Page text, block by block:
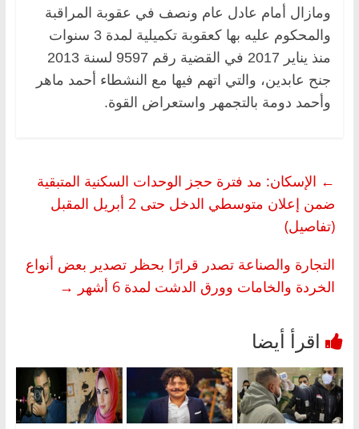
ومازال أمام عادل عام ونصف في عقوبة المراقبة
والمحكوم عليه بها كعقوبة تكميلية لمدة 3 سنوات
منذ يناير 2017 في القضية رقم 9597 لسنة 2013
جنح عابدين، والتي اتهم فيها مع النشطاء أحمد ماهر
وأحمد دومة بالتجمهر واستعراض القوة.
← الإسكان: مد فترة حجز الوحدات السكنية المتبقية
ضمن إعلان متوسطي الدخل حتى 2 أبريل المقبل
(تفاصيل)
التجارة والصناعة تصدر قرارًا بحظر تصدير بعض أنواع
الخردة والخامات وورق الدشت لمدة 6 أشهر
→